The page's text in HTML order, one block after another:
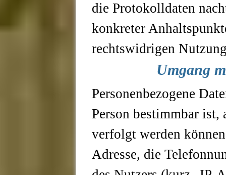
die Protokolldaten
konkreter
rechtswidrigen
Umgang
Personenbezogene
Person bestimmbar ist,
verfolgt werden
Adresse, die